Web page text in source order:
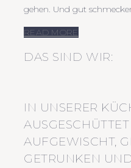
gehen. Und gut
READ MORE
DAS SIND WIR:
IN UNSERER
AUFGEWISCHT,
GETRUNKEN